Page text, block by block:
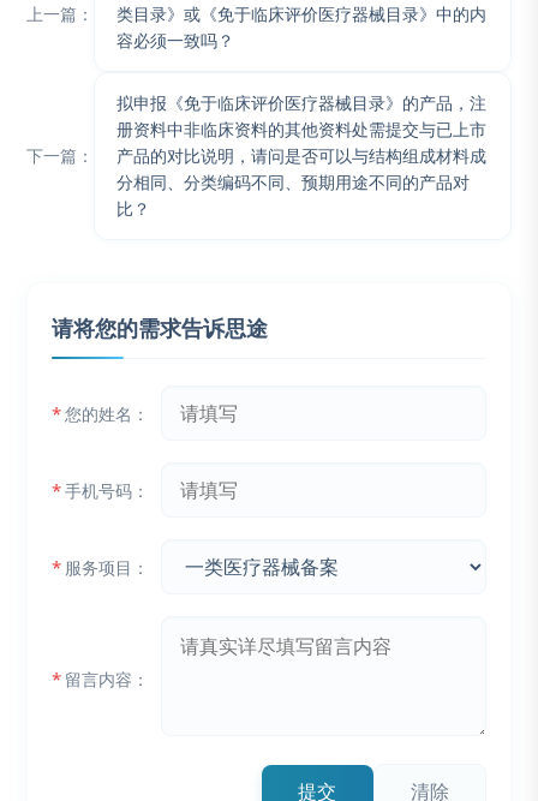
上一篇：
类目录》或《免于临床评价医疗器械目录》中的内
容必须一致吗？
下一篇：
拟申报《免于临床评价医疗器械目录》的产品，注
册资料中非临床资料的其他资料处需提交与已上市
产品的对比说明，请问是否可以与结构组成材料成
分相同、分类编码不同、预期用途不同的产品对
比？
请将您的需求告诉思途
*您的姓名：
*手机号码：
* 服务项目：
* 留言内容：
提交 清除